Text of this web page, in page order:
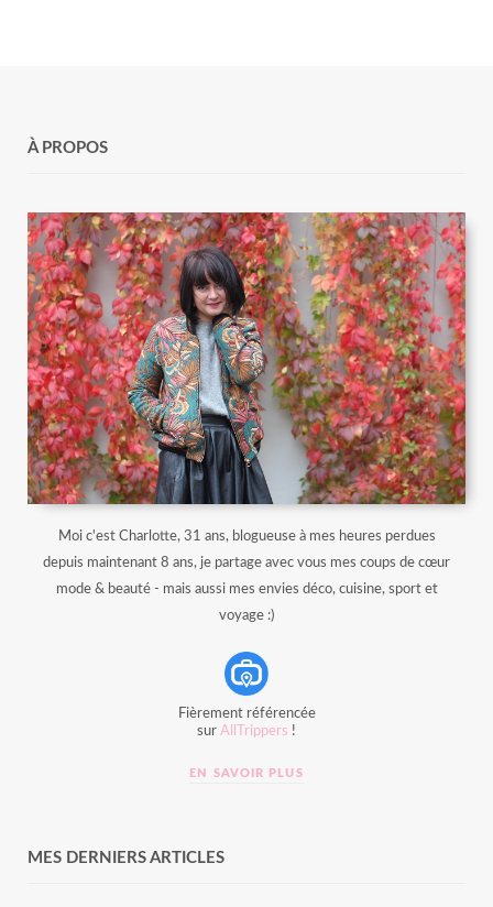
À PROPOS
Moi c'est Charlotte, 31 ans, blogueuse à mes heures perdues
depuis maintenant 8 ans, je partage avec vous mes coups de cœur
mode & beauté - mais aussi mes envies déco, cuisine, sport et
voyage :)
Fièrement référencée
sur AllTrippers !
EN SAVOIR PLUS
MES DERNIERS ARTICLES